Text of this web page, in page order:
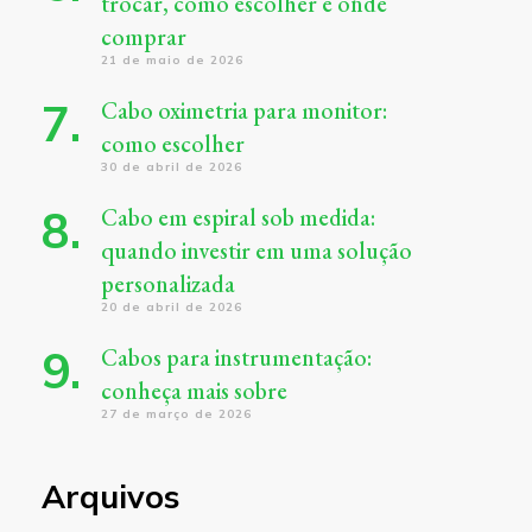
comprar
21 de maio de 2026
Cabo oximetria para monitor:
como escolher
30 de abril de 2026
Cabo em espiral sob medida:
quando investir em uma solução
personalizada
20 de abril de 2026
Cabos para instrumentação:
conheça mais sobre
27 de março de 2026
Arquivos